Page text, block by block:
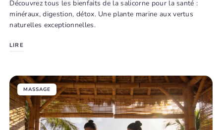
Découvrez tous les bienfaits de la salicorne pour la santé :
minéraux, digestion, détox. Une plante marine aux vertus
naturelles exceptionnelles.
LIRE
MASSAGE